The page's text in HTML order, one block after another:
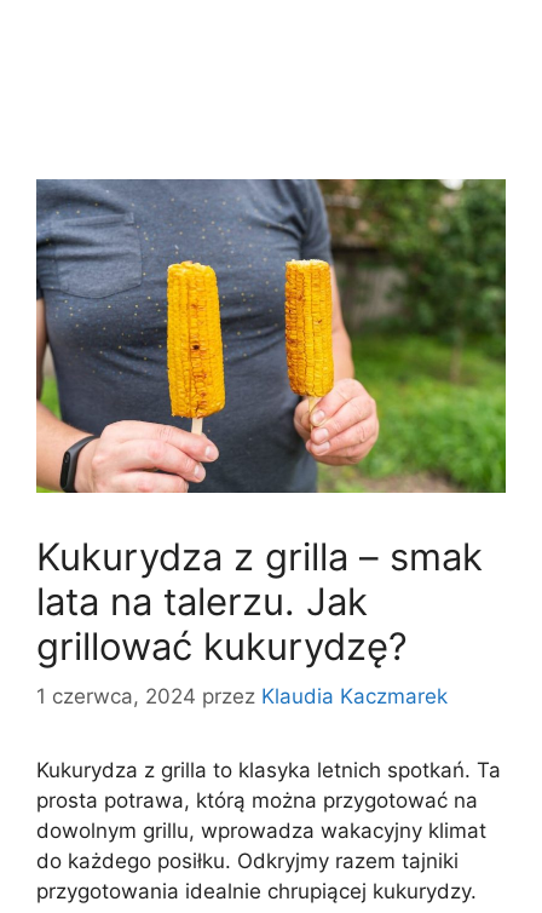
Kukurydza z grilla – smak
lata na talerzu. Jak
grillować kukurydzę?
1 czerwca, 2024 przez Klaudia Kaczmarek
Kukurydza z grilla to klasyka letnich spotkań. Ta
prosta potrawa, którą można przygotować na
dowolnym grillu, wprowadza wakacyjny klimat
do każdego posiłku. Odkryjmy razem tajniki
przygotowania idealnie chrupiącej kukurydzy.